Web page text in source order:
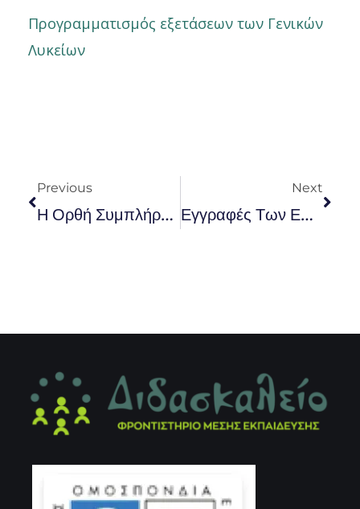
Προγραμματισμός εξετάσεων των Γενικών
Λυκείων
Previous
Η Ορθή Συμπλήρωση Του Μηχανογραφικού
Next
Εγγραφές Των Επιτυχόντων Στις Πανελλαδικές Εξετάσεις 2024